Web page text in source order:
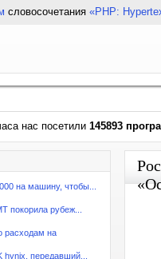
словосочетания «PHP:
нас посетили 145893
на машину, чтобы...
покорила рубеж...
расходам на
передавший...